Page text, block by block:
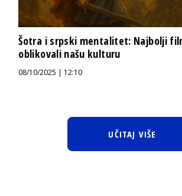
Šotra i srpski mentalitet: Najbolji
oblikovali našu kulturu
08/10/2025 | 12:10
UČITAJ VIŠE